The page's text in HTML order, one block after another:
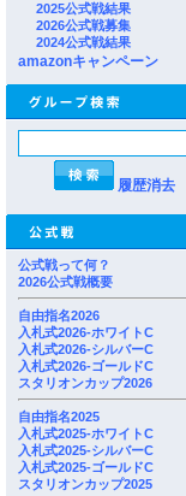
2025公式戦結果
2026公式戦募集
2024公式戦結果
amazonキャンペーン
履歴消去
公式戦って何？
2026公式戦概要
自由指名2026
入札式2026-ホワイトC
入札式2026-シルバーC
入札式2026-ゴールドC
スタリオンカップ2026
自由指名2025
入札式2025-ホワイトC
入札式2025-シルバーC
入札式2025-ゴールドC
スタリオンカップ2025